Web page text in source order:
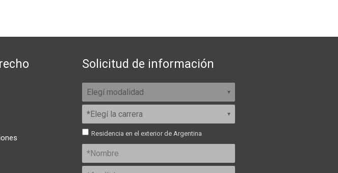
Solicitud de información
Residencia en el exterior de Argentina